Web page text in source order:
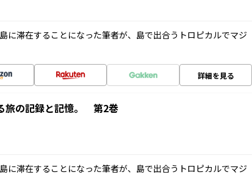
に滞在することになった筆者が、島で出合うトロピカルでマジ
詳細を見る
旅の記録と記憶。 第2巻
に滞在することになった筆者が、島で出合うトロピカルでマジ